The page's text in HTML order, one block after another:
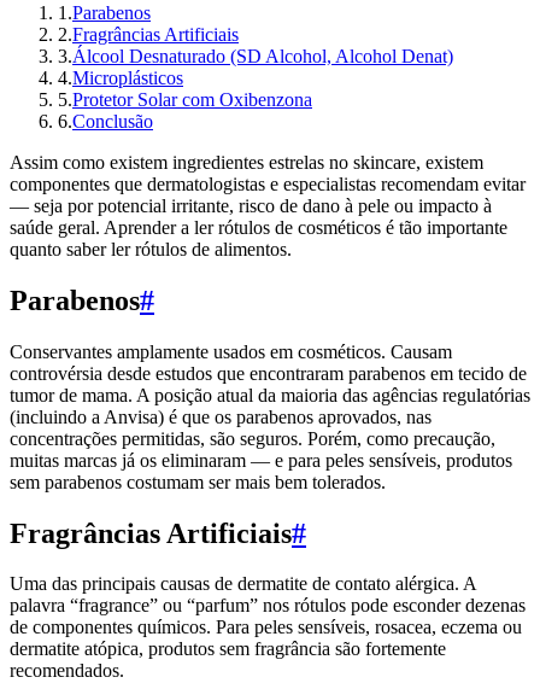
1 .Parabenos
2.Fragrâncias Artificiais
3.Álcool Desnaturado (SD Alcohol, Alcohol Denat)
4.Microplásticos
5.Protetor Solar com Oxibenzona
6.Conclusão
Assim como existem ingredientes estrelas no skincare, existem
componentes que dermatologistas e especialistas recomendam evitar
— seja por potencial irritante, risco de dano à pele ou impacto à
saúde geral. Aprender a ler rótulos de cosméticos é tão importante
quanto saber ler rótulos de alimentos.
Parabenos#
Conservantes amplamente usados em cosméticos. Causam
controvérsia desde estudos que encontraram parabenos em tecido de
tumor de mama. A posição atual da maioria das agências regulatórias
(incluindo a Anvisa) é que os parabenos aprovados, nas
concentrações permitidas, são seguros. Porém, como precaução,
muitas marcas já os eliminaram — e para peles sensíveis, produtos
sem parabenos costumam ser mais bem tolerados.
Fragrâncias Artificiais#
Uma das principais causas de dermatite de contato alérgica. A
palavra “fragrance” ou “parfum” nos rótulos pode esconder dezenas
de componentes químicos. Para peles sensíveis, rosacea, eczema ou
dermatite atópica, produtos sem fragrância são fortemente
recomendados.